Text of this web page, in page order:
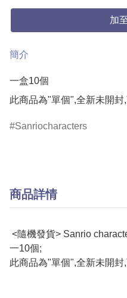
加
簡介
一盒10個
此商品為"單個",全新未開封,
Sanriocharacters
商品詳情
<隨機發貨> Sanrio
一10個;
此商品為"單個",全新未開封,